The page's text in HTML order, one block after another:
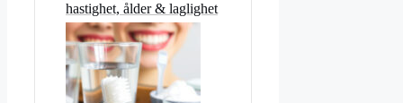
hastighet, ålder & laglighet